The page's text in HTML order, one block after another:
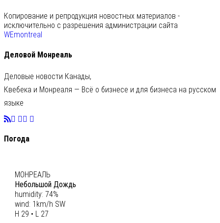
Копирование и репродукция новостных материалов -
исключительно с разрешения администрации сайта
WEmontreal
Деловой Монреаль
Деловые новости Канады,
Квебека и Монреаля — Всё о бизнесе и для бизнеса на русском
языке
Погода
МОНРЕАЛЬ
Небольшой Дождь
humidity: 74%
wind: 1km/h SW
H 29 • L 27